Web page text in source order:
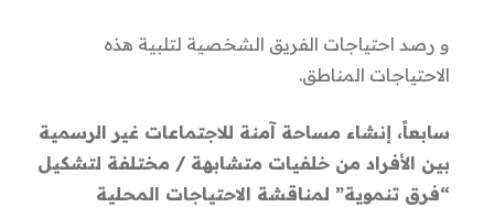
و رصد احتياجات الفريق الشخصية لتلبية هذه
الاحتياجات المناطق.
سابعاً، إنشاء مساحة آمنة للاجتماعات غير الرسمية
بين الأفراد من خلفيات متشابهة / مختلفة لتشكيل
“فرق تنموية” لمناقشة الاحتياجات المحلية